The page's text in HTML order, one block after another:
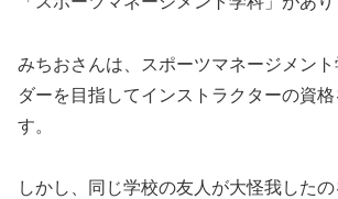
みちおさんは、スポーツマネージメン
ダーを目指してインストラクターの資格
す。
しかし、同じ学校の友人が大怪我した